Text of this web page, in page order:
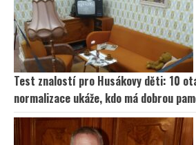
Test znalostí pro Husákovy děti: 10
normalizace ukáže, kdo má dobrou